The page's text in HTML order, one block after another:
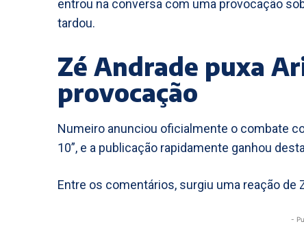
entrou na conversa com uma provocação
tardou.
Zé Andrade puxa
provocação
Numeiro anunciou oficialmente o combate
10”, e a publicação rapidamente ganhou
Entre os comentários, surgiu uma reação de
-